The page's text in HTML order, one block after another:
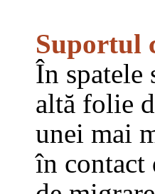
Suportul
În spatele
altă folie
unei mai
în contact